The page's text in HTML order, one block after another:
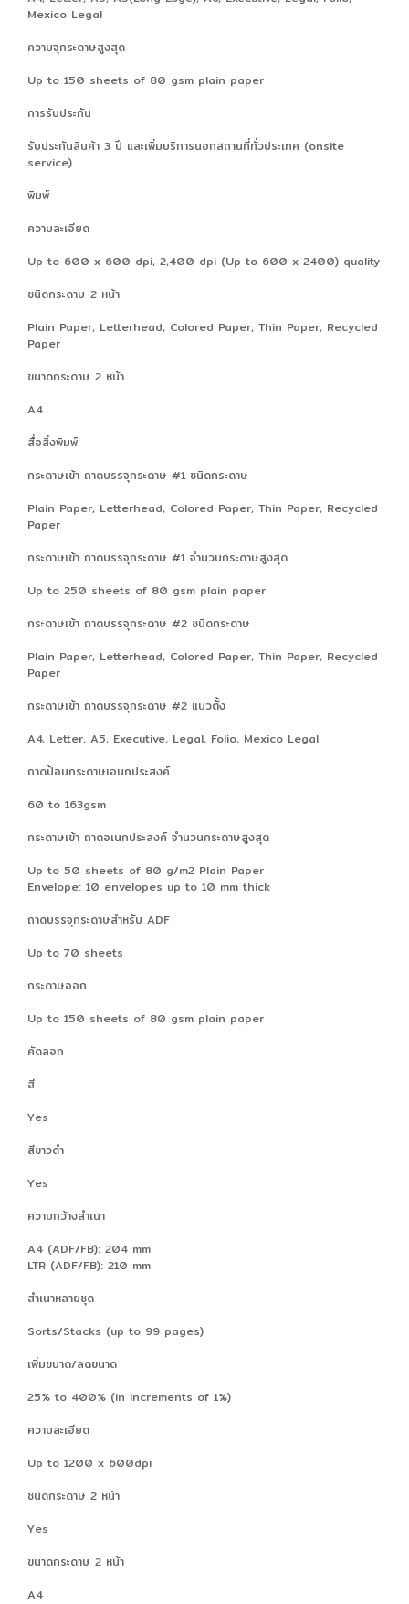
Mexico Legal
ความจุกระดาษสูงสุด
Up to 150 sheets of 80 gsm plain paper
การรับประกัน
รับประกันสินค้า 3 ปี และเพิ่มบริการนอกสถานที่ทั่วประเทศ (onsite
service)
พิมพ์
ความละเอียด
Up to 600 x 600 dpi, 2,400 dpi (Up to 600 x 2400) quality
ชนิดกระดาษ 2 หน้า
Plain Paper, Letterhead, Colored Paper, Thin Paper, Recycled
Paper
ขนาดกระดาษ 2 หน้า
A4
สื่อสิ่งพิมพ์
กระดาษเข้า ถาดบรรจุกระดาษ #1 ชนิดกระดาษ
Plain Paper, Letterhead, Colored Paper, Thin Paper, Recycled
Paper
กระดาษเข้า ถาดบรรจุกระดาษ #1 จำนวนกระดาษสูงสุด
Up to 250 sheets of 80 gsm plain paper
กระดาษเข้า ถาดบรรจุกระดาษ #2 ชนิดกระดาษ
Plain Paper, Letterhead, Colored Paper, Thin Paper, Recycled
Paper
กระดาษเข้า ถาดบรรจุกระดาษ #2 แนวตั้ง
A4, Letter, A5, Executive, Legal, Folio, Mexico Legal
ถาดป้อนกระดาษเอนกประสงค์
60 to 163gsm
กระดาษเข้า ถาดอเนกประสงค์ จำนวนกระดาษสูงสุด
Up to 50 sheets of 80 g/m2 Plain Paper
Envelope: 10 envelopes up to 10 mm thick
ถาดบรรจุกระดาษสำหรับ ADF
Up to 70 sheets
กระดาษออก
Up to 150 sheets of 80 gsm plain paper
คัดลอก
สี
Yes
สีขาวดำ
Yes
ความกว้างสำเนา
A4 (ADF/FB): 204 mm
LTR (ADF/FB): 210 mm
สำเนาหลายชุด
Sorts/Stacks (up to 99 pages)
เพิ่มขนาด/ลดขนาด
25% to 400% (in increments of 1%)
ความละเอียด
Up to 1200 x 600dpi
ชนิดกระดาษ 2 หน้า
Yes
ขนาดกระดาษ 2 หน้า
A4